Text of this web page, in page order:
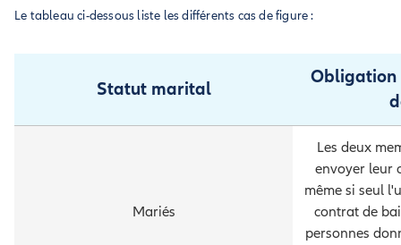
Le tableau ci-dessous liste les différents cas de figure :
Statut marital
Mariés
Les deux
envoyer leur
même si seul
contrat de
personnes